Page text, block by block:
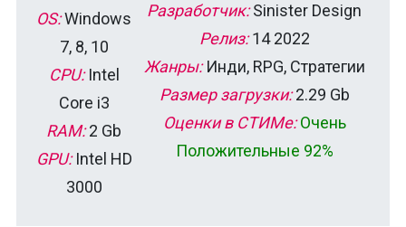
OS:Windows
7, 8, 10
CPU:Intel
Core i3
RAM:2 Gb
GPU:Intel HD
3000
Разработчик:Sinister Design
Релиз:14 2022
Жанры:Инди, RPG, Стратегии
Размер загрузки:2.29 Gb
Оценки в СТИМе: Очень
Положительные 92%